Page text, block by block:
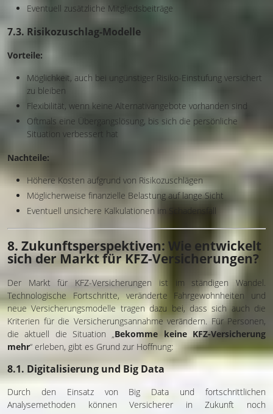
Eventuell zusätzliche Mitgliedsbeiträge
7.3. Risikozuschlag-Modelle
Vorteile:
Möglichkeit, auch bei ungünstiger Risiko-Einstufung versichert
zu bleiben
Flexibilität, wenn keine Alternativangebote vorhanden sind
Oftmals eine Übergangslösung, bis sich die persönliche
Situation verbessert hat
Nachteile:
Höhere Kosten aufgrund von Risikozuschlägen
Möglicherweise finanzielle Belastung auf lange Sicht
Eventuell unsichere Kalkulationen im Schadensfall
8. Zukunftsperspektiven: Wie entwickelt
sich der Markt für KFZ-Versicherungen?
Der Markt für KFZ-Versicherungen ist im ständigen Wandel.
Technologische Fortschritte, veränderte Fahrgewohnheiten und
neue Versicherungsmodelle tragen dazu bei, dass sich auch die
Kriterien für die Versicherungsannahme verändern. Für Personen,
die aktuell die Situation „ Bekomme keine KFZ-Versicherung
mehr“ erleben, gibt es Grund zur Hoffnung:
8.1. Digitalisierung und Big Data
Durch den Einsatz von Big Data und fortschrittlichen
Analysemethoden können Versicherer in Zukunft noch